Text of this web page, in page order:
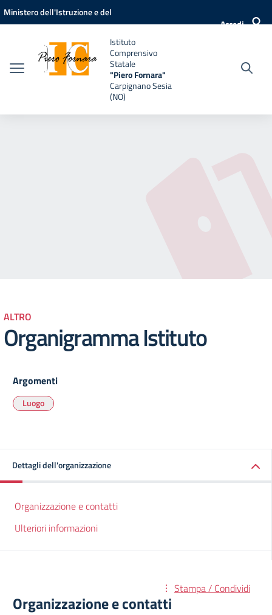
Vai ai contenuti
Vai al menu di navigazione
Vai al footer
Ministero dell'Istruzione e del
Accedi
Istituto
Comprensivo
Statale
"Piero Fornara"
Carpignano Sesia
(NO)
ALTRO
Organigramma Istituto
Argomenti
Luogo
Dettagli dell'organizzazione
Organizzazione e contatti
Ulteriori informazioni
Stampa / Condividi
Organizzazione e contatti